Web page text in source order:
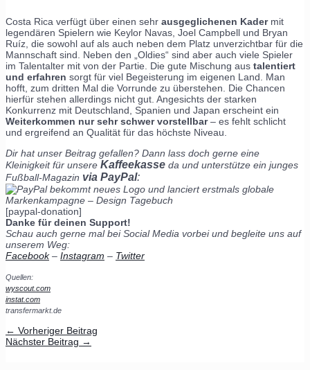
Costa Rica verfügt über einen sehr ausgeglichenen Kadermit
legendären Spielern wie Keylor Navas, Joel Campbell und Bryan
Ruíz, die sowohl auf als auch neben dem Platz unverzichtbar für die
Mannschaft sind. Neben den „Oldies“ sind aber auch viele Spieler
im Talentalter mit von der Partie. Die gute Mischung aus talentiert
und erfahren sorgt für viel Begeisterung im eigenen Land. Man
hofft, zum dritten Mal die Vorrunde zu überstehen. Die Chancen
hierfür stehen allerdings nicht gut. Angesichts der starken
Konkurrenz mit Deutschland, Spanien und Japan erscheint ein
Weiterkommen nur sehr schwer vorstellbar– es fehlt schlicht
und ergreifend an Qualität für das höchste Niveau.
Dir hat unser Beitrag gefallen? Dann lass doch gerne eine
Kleinigkeit für unsere Kaffeekasse da und unterstütze ein junges
Fußball-Magazin via PayPal:
[paypal-donation]
Danke für deinen Support!
Schau auch gerne mal bei Social Media vorbei und begleite uns auf
unserem Weg:
Facebook– Instagram – Twitter
Quellen:
wyscout.com
instat.com
transfermarkt.de
← Vorheriger Beitrag
Nächster Beitrag →